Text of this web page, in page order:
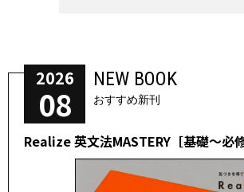
2026
08
NEW BOOK
おすすめ新刊
Realize 英文法MASTERY［基礎～必